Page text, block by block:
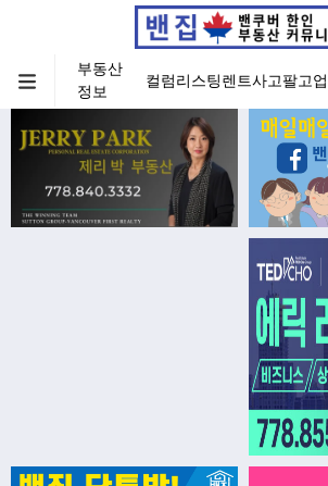
부동산
정보
컬럼리스팅렌트사고팔고